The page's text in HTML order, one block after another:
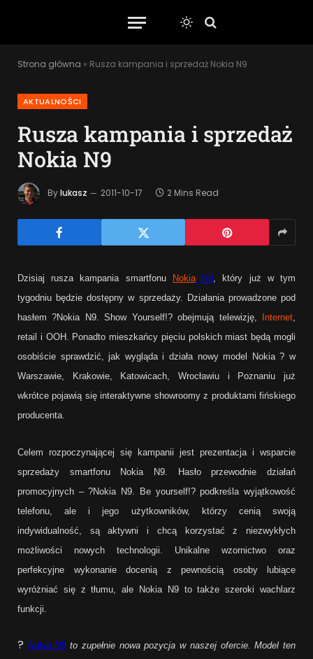
Strona główna » Rusza kampania i sprzedaż Nokia N9
AKTUALNOŚCI
Rusza kampania i sprzedaż
Nokia N9
Bylukasz 2011-10-17 2 Mins Read
Dzisiaj rusza kampania smartfonu NokiaN9, który już w tym
tygodniu będzie dostępny w sprzedaży. Działania prowadzone pod
hasłem ?Nokia N9. Show Yourself!? obejmują telewizję,
Internet,
retail i OOH. Ponadto mieszkańcy pięciu polskich miast będą mogli
osobiście sprawdzić, jak wygląda i działa nowy model Nokia ? w
Warszawie, Krakowie, Katowicach, Wrocławiu i Poznaniu już
wkrótce pojawią się interaktywne showroomy z produktami fińskiego
producenta.
Celem rozpoczynającej się kampanii jest prezentacja i wsparcie
sprzedaży smartfonu Nokia N9. Hasło przewodnie działań
promocyjnych – ?Nokia N9. Be yourself!? podkreśla wyjątkowość
telefonu, ale i jego użytkowników, którzy cenią swoją
indywidualność, są aktywni i chcą korzystać z niezwykłych
możliwości nowych technologii. Unikalne wzornictwo oraz
perfekcyjne wykonanie docenią z pewnością osoby lubiące
wyróżniać się z tłumu, ale Nokia N9 to także szeroki wachlarz
funkcji.
? Nokia N9 to zupełnie nowa pozycja w naszej ofercie. Model ten